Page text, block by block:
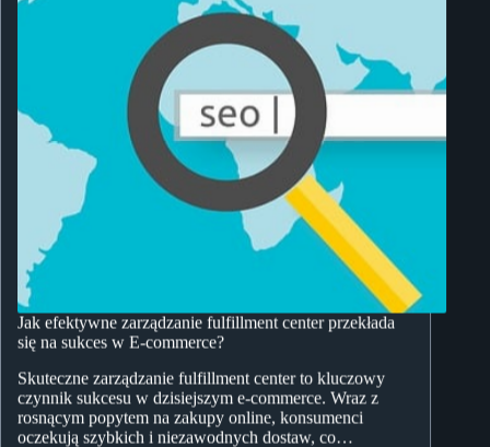
Jak efektywne zarządzanie fulfillment center przekłada
się na sukces w E-commerce?
Skuteczne zarządzanie fulfillment center to kluczowy
czynnik sukcesu w dzisiejszym e-commerce. Wraz z
rosnącym popytem na zakupy online, konsumenci
oczekują szybkich i niezawodnych dostaw, co…